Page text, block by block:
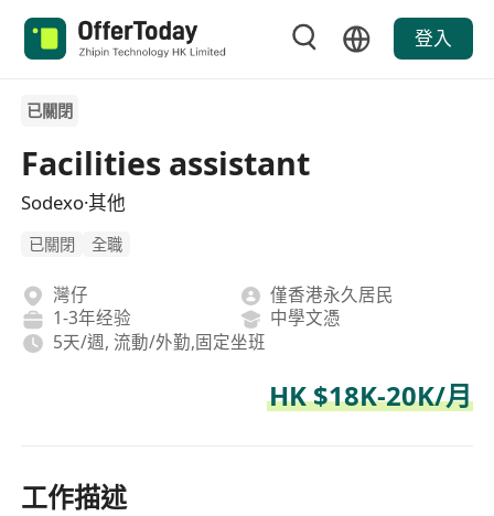
登入
已關閉
Facilities assistant
Sodexo·其他
已關閉 全職
灣仔
僅香港永久居民
1-3年经验
中學文憑
5天/週, 流動/外勤,固定坐班
HK $18K-20K/月
工作描述